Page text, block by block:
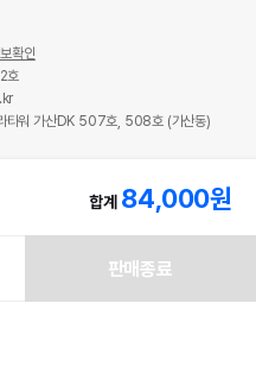
합계 84,000원
판매종료
확인
호
타워 가산DK 507호, 508호 (가산동)